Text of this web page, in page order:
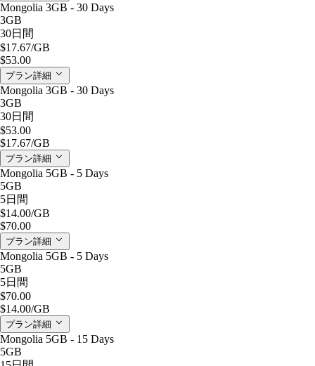
Mongolia 3GB - 30 Days
3GB
30日間
$17.67/GB
$53.00
プラン詳細
Mongolia 3GB - 30 Days
3GB
30日間
$53.00
$17.67/GB
プラン詳細
Mongolia 5GB - 5 Days
5GB
5日間
$14.00/GB
$70.00
プラン詳細
Mongolia 5GB - 5 Days
5GB
5日間
$70.00
$14.00/GB
プラン詳細
Mongolia 5GB - 15 Days
5GB